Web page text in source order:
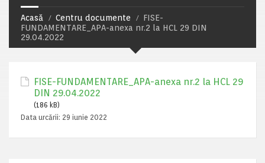
Acasă Centru documente
FISE-
FUNDAMENTARE_APA-anexa nr.2 la HCL 29 DIN
29.04.2022
FISE-FUNDAMENTARE_APA-anexa nr.2 la HCL 29
DIN 29.04.2022
(186 kB)
Data urcării: 29 iunie 2022